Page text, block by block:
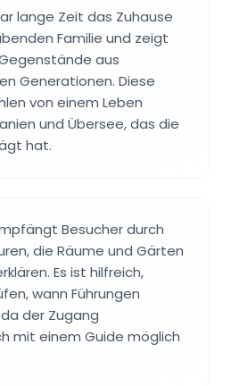
lange Zeit das Zuhause
Familie und zeigt
aus
Generationen. Diese
von einem Leben
und Übersee, das die
hat.
Besucher durch
die Räume und Gärten
Es ist hilfreich,
wann Führungen
der Zugang
mit einem Guide möglich